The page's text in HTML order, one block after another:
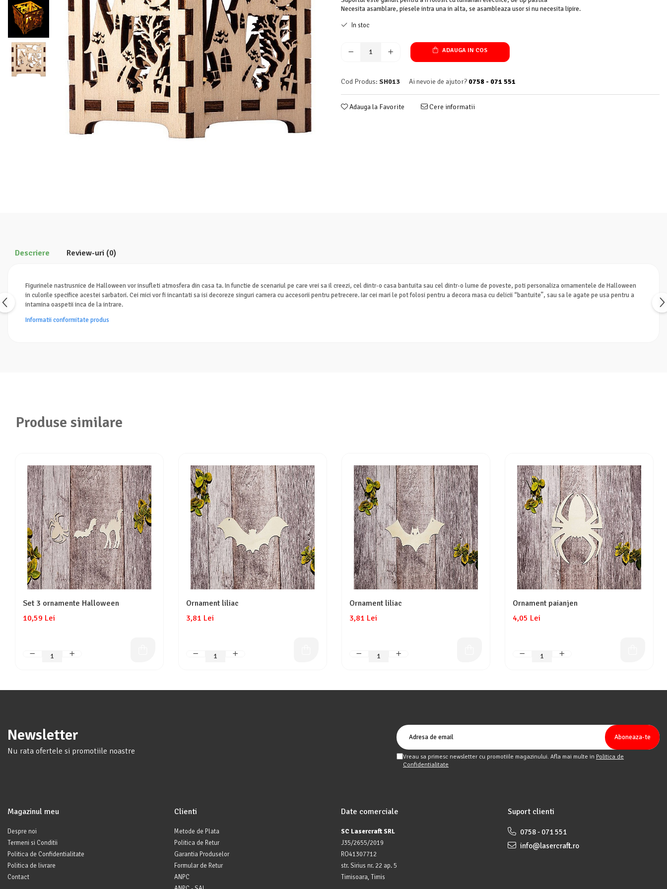
Mijloace de transport
Seturi figurine diverse
Forme vintage
Ornamente si scrapbooking
Scrapbooking
Placute
Suporturi decoupage, placute
Necesita asamblare, piesele intra una in alta, se asambleaza usor si nu necesita lipire.
In stoc
ADAUGA IN COS
Cod Produs: SH013 Ai nevoie de ajutor? 0758 - 071 551
Adauga la Favorite Cere informatii
Descriere Review-uri (0)
Figurinele nastrusnice de Halloween vor insufleti atmosfera din casa ta. In functie de scenariul pe care vrei sa il creezi, cel dintr-o casa bantuita sau cel dintr-o lume de poveste, poti personaliza ornamentele de Halloween
in culorile specifice acestei sarbatori. Cei mici vor fi incantati sa isi decoreze singuri camera cu accesorii pentru petrecere. Iar cei mari le pot folosi pentru a decora masa cu delicii “bantuite”, sau sa le agate pe usa pentru a
intamina oaspetii inca de la intrare.
Informatii conformitate produs
Produse similare
Set 3 ornamente Halloween
10,59 Lei
Ornament liliac
3,81 Lei
Ornament liliac
3,81 Lei
Ornament paianjen
4,05 Lei
Newsletter
Nu rata ofertele si promotiile noastre
Vreau sa primesc newsletter cu promotiile magazinului. Afla mai multe in Politica de
Confidentialitate
Magazinul meu
Despre noi
Termeni si Conditii
Politica de Confidentialitate
Politica de livrare
Contact
Clienti
Metode de Plata
Politica de Retur
Garantia Produselor
Formular de Retur
ANPC
Date comerciale
SC Lasercraft SRL
J35/2655/2019
RO41307712
str. Sirius nr. 22 ap. 5
Timisoara, Timis
Suport clienti
0758 - 071 551
info@lasercraft.ro